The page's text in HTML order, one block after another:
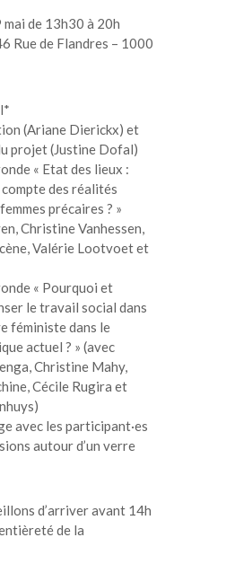
de 13h30 à 20h
Rue de Flandres – 1000
(Ariane Dierickx) et
projet (Justine Dofal)
« Etat des lieux :
des réalités
précaires ? »
Christine Vanhessen,
, Valérie Lootvoet et
« Pourquoi et
le travail social dans
féministe dans le
actuel ? » (avec
Christine Mahy,
Cécile Rugira et
avec les participant·es
autour d’un verre
d’arriveravant 14h
de la